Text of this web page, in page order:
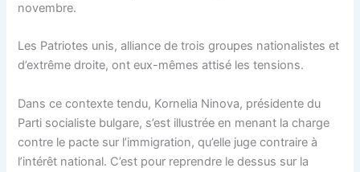
novembre.
Les Patriotes unis, alliance de trois groupes nationalistes et
d’extrême droite, ont eux-mêmes attisé les tensions.
Dans ce contexte tendu, Kornelia Ninova, présidente du
Parti socialiste bulgare, s’est illustrée en menant la charge
contre le pacte sur l’immigration, qu’elle juge contraire à
l’intérêt national. C’est pour reprendre le dessus sur la